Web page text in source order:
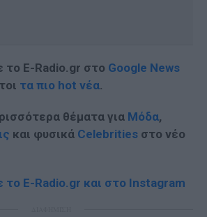
το E-Radio.gr στο Google News
τα πιο hot νέα.
θέματα για Μόδα,
και φυσικά Celebrities στο νέο
το E-Radio.gr και στο Instagram